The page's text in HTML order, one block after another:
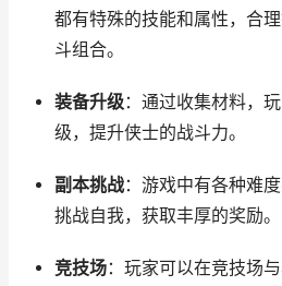
都有特殊的技能和属性，合
斗组合。
装备升级：通过收集材料，
级，提升侠士的战斗力。
副本挑战：游戏中有各种难
挑战自我，获取丰厚的奖励。
竞技场：玩家可以在竞技场